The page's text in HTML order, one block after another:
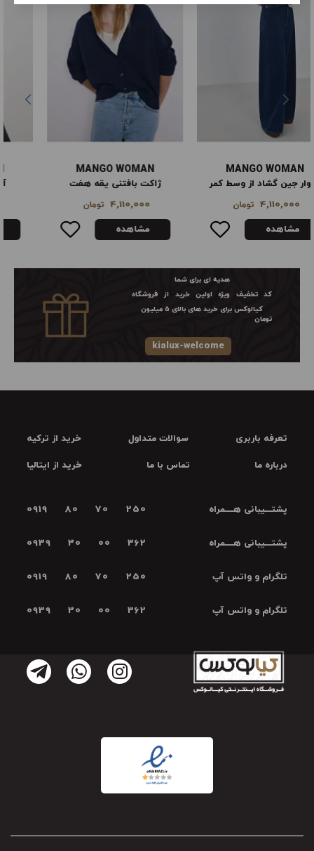
MANGO WOMAN
ژاکت بافتنی یقه هفت
4,110,000
MANGO WOMAN
آنوراک لحافی کلاه‌دار
8,990,000
هدیه ای برای شما
کد تخفیف ویژه اولین خرید از فروشگاه
کیالوکس برای خرید های بالای ۵ میلیون
تومان
kialux-welcome
تعرفه باربری سوالات متداول خرید از ترکیه
درباره ما تماس با ما خرید از ایتالیا
پشتـــیبانی هــــمراه 0919 80 70 250
پشتـــیبانی هــــمراه 0939 30 00 362
تلگرام و واتس آپ 0919 80 70 250
تلگرام و واتس آپ 0939 30 00 362